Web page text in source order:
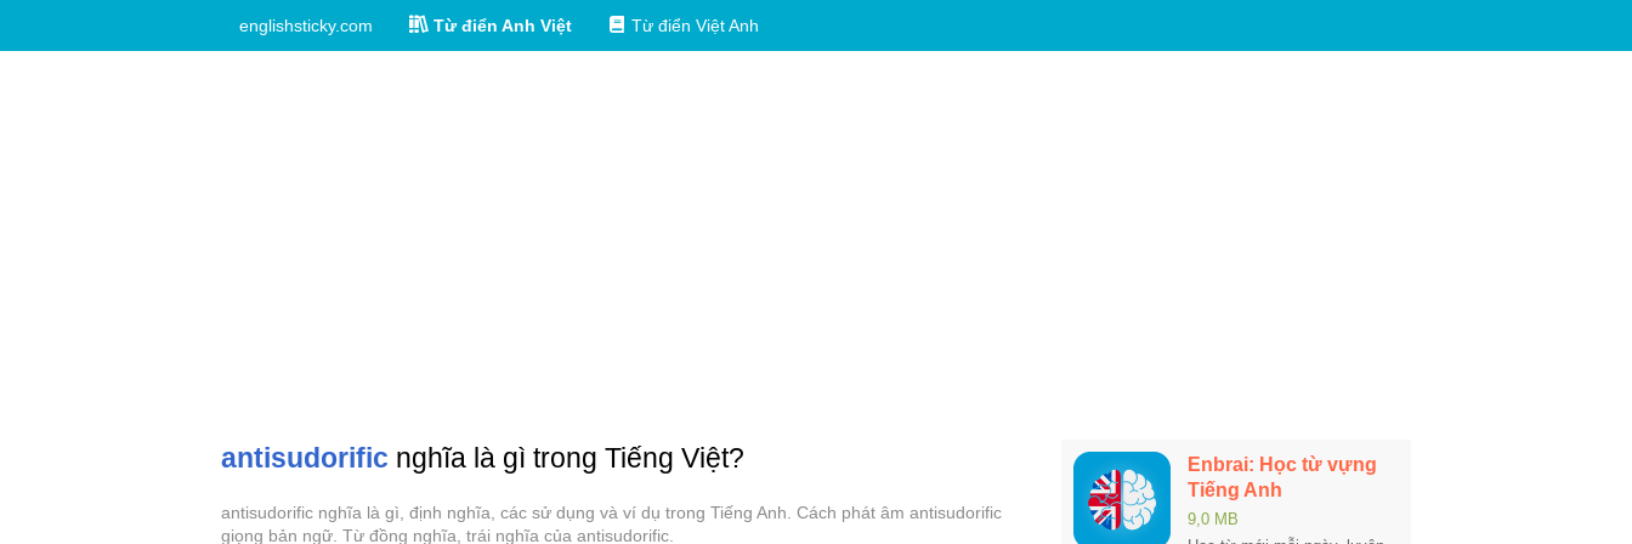
englishsticky.com Từ điển Anh Việt Từ điển Việt Anh
antisudorific nghĩa là gì trong Tiếng Việt?
antisudorific nghĩa là gì, định nghĩa, các sử dụng và ví dụ trong Tiếng Anh. Cách phát âm antisudorific
giọng bản ngữ. Từ đồng nghĩa, trái nghĩa của antisudorific.
Enbrai: Học từ vựng
Tiếng Anh
9,0 MB